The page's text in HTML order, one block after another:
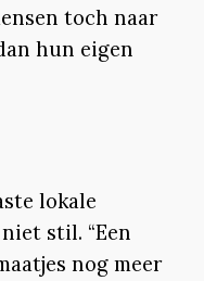
toch naar
hun eigen
lokale
stil. “Een
nog meer